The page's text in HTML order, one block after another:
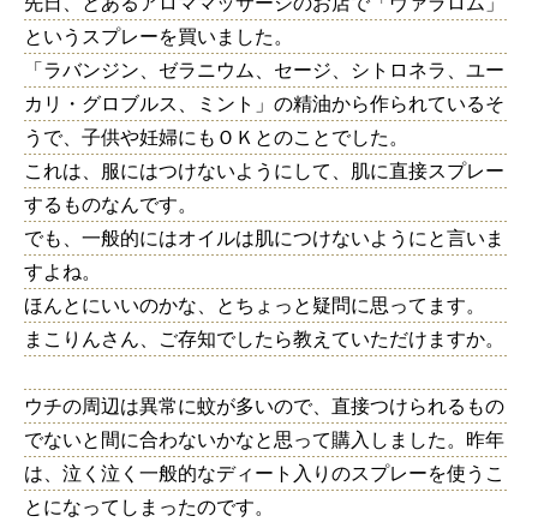
というスプレーを買いました。
「ラバンジン、ゼラニウム、セージ、シトロネラ、ユー
カリ・グロブルス、ミント」の精油から作られているそ
うで、子供や妊婦にもＯＫとのことでした。
これは、服にはつけないようにして、肌に直接スプレー
するものなんです。
でも、一般的にはオイルは肌につけないようにと言いま
すよね。
ほんとにいいのかな、とちょっと疑問に思ってます。
まこりんさん、ご存知でしたら教えていただけますか。
ウチの周辺は異常に蚊が多いので、直接つけられるもの
でないと間に合わないかなと思って購入しました。昨年
は、泣く泣く一般的なディート入りのスプレーを使うこ
とになってしまったのです。